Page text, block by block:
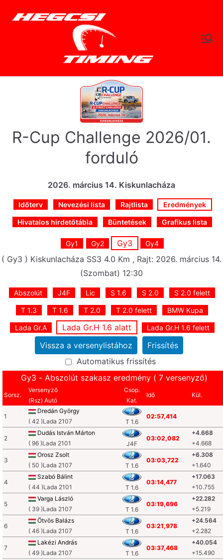
hegc
sitimi
Időtlen Idők
R-Cup Challenge 2026/01.
forduló
2026. március 14. Kiskunlacháza
Időterv Nevezési lista Rajtlista Eredmények
Hivatalos hirdetőtábla Büntetések Grafikus lista
Gy1 Gy2 Gy3 Gy4
( Gy3 ) Kiskunlacháza SS3 4.0 Km , Rajt: 2026. március 14.
(Szombat) 12:30
Abszolút J4F Lic S 1.6 S 2.0 S 2.0 felett
T 1.3 T 1.6 T 2.0 T 2.0 felett BMW Kupa
Lada Gr.A Lada Gr.H 1.6 alatt Lada Gr.H 1.6 felett
Automatikus frissítés
Gy3 - Abszolút szakasz eredmény ( 7 versenyző)
Sorsz.
Versenyző
(Rsz) Autó
Csop.
Kat.
Idő Kül.
1
Dredán György
( 42 )Lada 2107
T 1.6
02:57,414
2
Dudás István Márton
( 96 )Lada 2101
J4F
03:02,082
+4.668
+4.668
3
Orosz Zsolt
( 50 )Lada 2107
T 1.6
03:03,722
+6.308
+1.640
4
Szabó Bálint
( 44 )Lada 2101
T 1.6
03:14,477
+17.063
+10.755
5
Varga László
( 39 )Lada 2107
T 1.6
03:19,696
+22.282
+5.219
6
Ötvös Balázs
( 46 )Lada 2107
T 1.6
03:21,978
+24.564
+2.282
7
Lakézi András
( 49 )Lada 2107
T 1.6
03:37,468
+40.054
+15.490